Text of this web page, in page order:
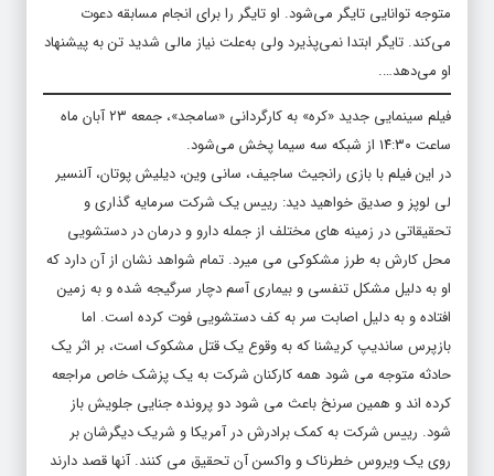
متوجه توانایی تایگر می‌شود. او تایگر را برای انجام مسابقه دعوت
می‌کند. تایگر ابتدا نمی‌پذیرد ولی به‌علت نیاز مالی شدید تن به پیشنهاد
او می‌دهد….
فیلم سینمایی جدید «کره» به کارگردانی «سامجد»، جمعه ۲۳ آبان ماه
ساعت ۱۴:۳۰ از شبکه سه سیما پخش می‌شود.
در این فیلم با بازی رانجیث ساجیف، سانی وین، دیلیش پوتان، آلنسیر
لی لوپز و صدیق خواهید دید: رییس یک شرکت سرمایه گذاری و
تحقیقاتی در زمینه های مختلف از جمله دارو و درمان در دستشویی
محل کارش به طرز مشکوکی می میرد. تمام شواهد نشان از آن دارد که
او به دلیل مشکل تنفسی و بیماری آسم دچار سرگیجه شده و به زمین
افتاده و به دلیل اصابت سر به کف دستشویی فوت کرده است. اما
بازپرس ساندیپ کریشنا که به وقوع یک قتل مشکوک است، بر اثر یک
حادثه متوجه می شود همه کارکنان شرکت به یک پزشک خاص مراجعه
کرده اند و همین سرنخ باعث می شود دو پرونده جنایی جلویش باز
شود. رییس شرکت به کمک برادرش در آمریکا و شریک دیگرشان بر
روی یک ویروس خطرناک و واکسن آن تحقیق می کنند. آنها قصد دارند